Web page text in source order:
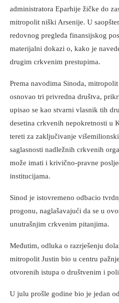
administratora Eparhije žičke do
mitropolit niški Arsenije. U
redovnog pregleda finansijskog
materijalni dokazi o, kako je
drugim crkvenim prestupima.
Prema navodima Sinoda,
osnovao tri privredna društva,
upisao se kao stvarni vlasnik tih
desetina crkvenih nepokretnosti u
tereti za zaključivanje
saglasnosti nadležnih crkvenih
može imati i krivično-pravne
institucijama.
Sinod je istovremeno odbacio
progonu, naglašavajući da se u
unutrašnjim crkvenim pitanjima.
Međutim, odluka o razrješenju
mitropolit Justin bio u centru
otvorenih istupa o društvenim i
U julu prošle godine bio je jedan